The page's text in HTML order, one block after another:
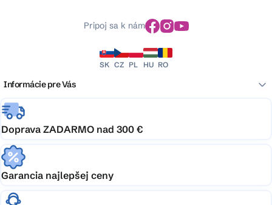
Pripoj sa k nám
SK CZ PL HU RO
Informácie pre Vás
Doprava ZADARMO nad 300 €
Garancia najlepšej ceny